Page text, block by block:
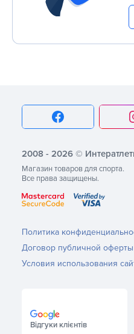
2008 - 2026 ©
Магазин товаров для спорта.
Все права защищены.
Политика
Договор публичной оферты
Условия использования
Відгуки клієнтів